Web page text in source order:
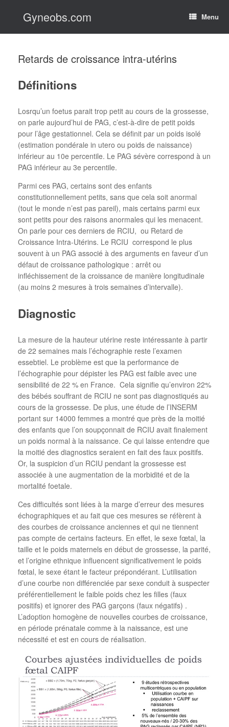
Gyneobs.com Menu
Retards de croissance intra-utérins
Définitions
Losrqu’un foetus parait trop petit au cours de la grossesse,
on parle aujourd’hui de PAG, c’est-à-dire de petit poids
pour l’âge gestationnel. Cela se définit par un poids isolé
(estimation pondérale in utero ou poids de naissance)
inférieur au 10e percentile. Le PAG sévère correspond à un
PAG inférieur au 3e percentile.
Parmi ces PAG, certains sont des enfants
constitutionnellement petits, sans que cela soit anormal
(tout le monde n’est pas pareil), mais certains parmi eux
sont petits pour des raisons anormales qui les menacent.
On parle pour ces derniers de RCIU, ou Retard de
Croissance Intra-Utérins. Le RCIU correspond le plus
souvent à un PAG associé à des arguments en faveur d’un
défaut de croissance pathologique : arrêt ou
infléchissement de la croissance de manière longitudinale
(au moins 2 mesures à trois semaines d’intervalle).
Diagnostic
La mesure de la hauteur utérine reste intéressante à partir
de 22 semaines mais l’échographie reste l’examen
essebtiel. Le problème est que la performance de
l’échographie pour dépister les PAG est faible avec une
sensibilité de 22 % en France. Cela signifie qu’environ 22%
des bébés souffrant de RCIU ne sont pas diagnostiqués au
cours de la grossesse. De plus, une étude de l’INSERM
portant sur 14000 femmes a montré que près de la moitié
des enfants que l’on soupçonnait de RCIU avait finalement
un poids normal à la naissance. Ce qui laisse entendre que
la moitié des diagnostics seraient en fait des faux positifs.
Or, la suspicion d’un RCIU pendant la grossesse est
associée à une augmentation de la morbidité et de la
mortalité foetale.
Ces difficultés sont liées à la marge d’erreur des mesures
échographiques et au fait que ces mesures se réfèrent à
des courbes de croissance anciennes et qui ne tiennent
pas compte de certains facteurs. En effet, le sexe fœtal, la
taille et le poids maternels en début de grossesse, la parité,
et l’origine ethnique influencent significativement le poids
fœtal, le sexe étant le facteur prépondérant. L’utilisation
d’une courbe non différenciée par sexe conduit à suspecter
préférentiellement le faible poids chez les filles (faux
positifs) et ignorer des PAG garçons (faux négatifs) .
L’adoption homogène de nouvelles courbes de croissance,
en période prénatale comme à la naissance, est une
nécessité et est en cours de réalisation.